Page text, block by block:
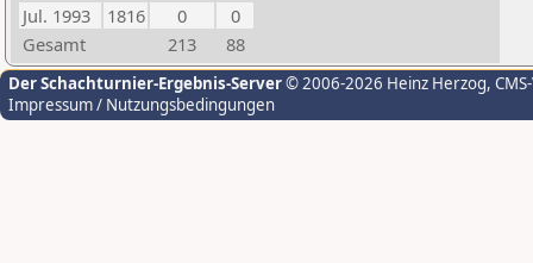
Jul. 1993
1816 0
0
Gesamt
213 88
Der Schachturnier-Ergebnis-Server© 2006-2026 Heinz Herzog,
Impressum / Nutzungsbedingungen